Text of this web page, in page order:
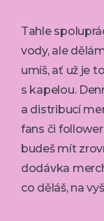
Tahle
vody, ale
umíš, ať už je
s kapelou.
a distribucí
fans či
budeš mít
dodávka
co děláš, na